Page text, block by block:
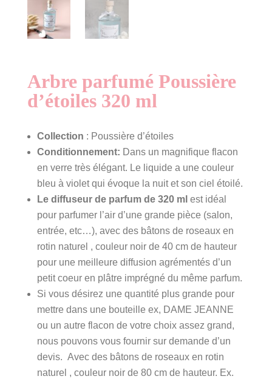
Arbre parfumé Poussière
d’étoiles 320 ml
Collection : Poussière d’étoiles
Conditionnement: Dans un magnifique flacon
en verre très élégant. Le liquide a une couleur
bleu à violet qui évoque la nuit et son ciel étoilé.
Le diffuseur de parfum de 320 ml est idéal
pour parfumer l’air d’une grande pièce (salon,
entrée, etc…), avec des bâtons de roseaux en
rotin naturel , couleur noir de 40 cm de hauteur
pour une meilleure diffusion agrémentés d’un
petit coeur en plâtre imprégné du même parfum.
Si vous désirez une quantité plus grande pour
mettre dans une bouteille ex, DAME JEANNE
ou un autre flacon de votre choix assez grand,
nous pouvons vous fournir sur demande d’un
devis. Avec des bâtons de roseaux en rotin
naturel , couleur noir de 80 cm de hauteur. Ex.